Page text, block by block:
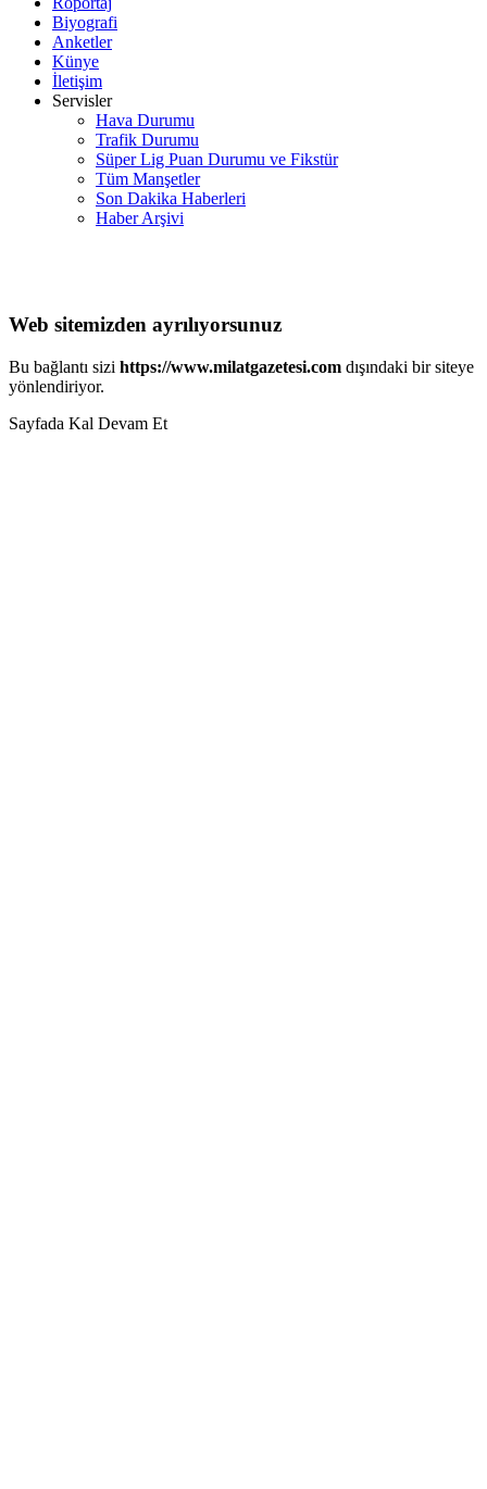
Biyografi
Anketler
Künye
İletişim
Servisler
Hava Durumu
Trafik Durumu
Süper Lig Puan Durumu ve Fikstür
Tüm Manşetler
Son Dakika Haberleri
Haber Arşivi
Web sitemizden ayrılıyorsunuz
Bu bağlantı sizi https://www.milatgazetesi.com dışındaki bir siteye
yönlendiriyor.
Sayfada Kal Devam Et